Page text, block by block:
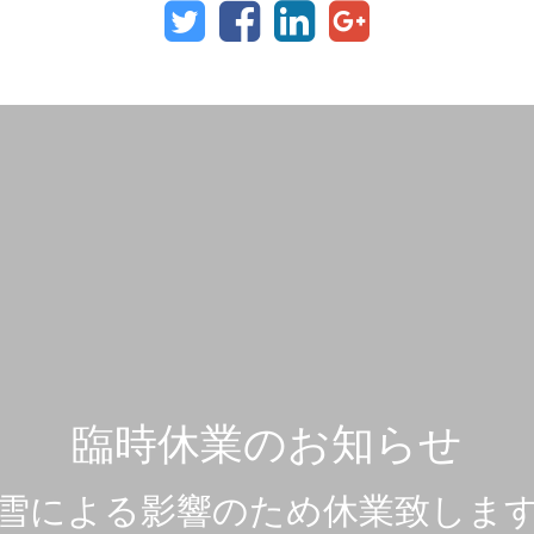
臨時休業のお知らせ
による影響のため休業致しま